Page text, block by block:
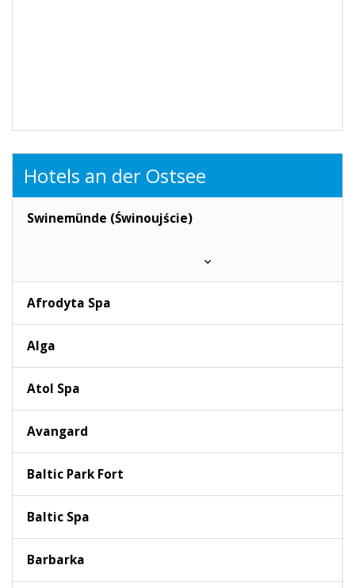
Hotels an der Ostsee
Swinemünde (Świnoujście)
Afrodyta Spa
Alga
Atol Spa
Avangard
Baltic Park Fort
Baltic Spa
Barbarka